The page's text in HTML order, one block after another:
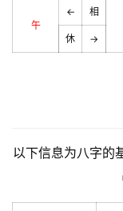
午
←
相
休
→
以下信息为八字的